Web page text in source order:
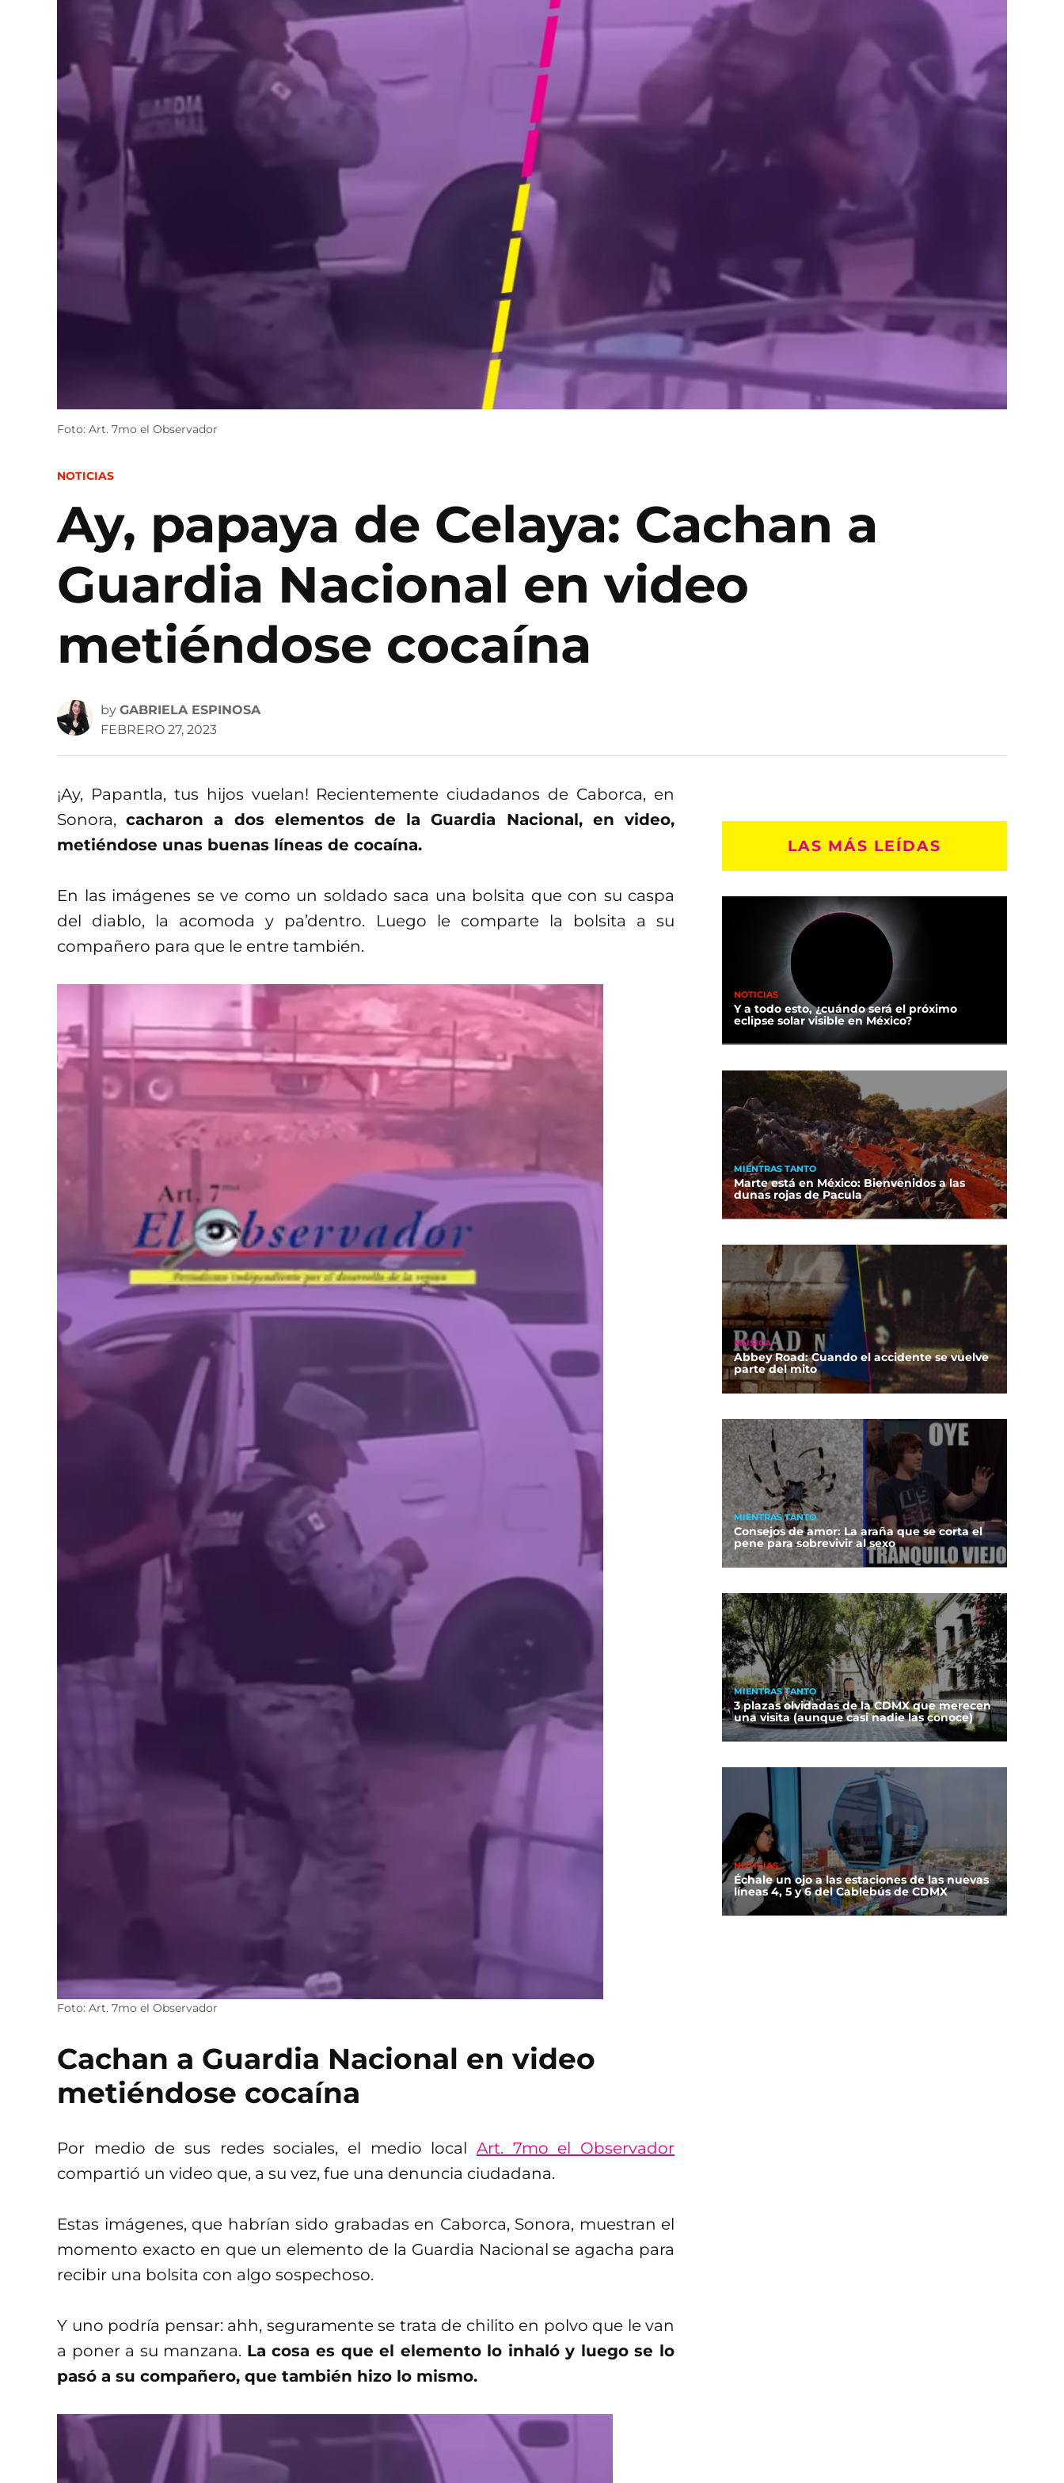
Foto: Art. 7mo el Observador
POSTED
NOTICIAS
Ay, papaya de Celaya: Cachan a
Guardia Nacional en video
metiéndose cocaína
by GABRIELA ESPINOSA
FEBRERO 27, 2023
¡Ay, Papantla, tus hijos vuelan! Recientemente ciudadanos de Caborca, en
Sonora,cacharon a dos elementos de la Guardia Nacional, en video,
metiéndose unas buenas líneas de cocaína.
En las imágenes se ve como un soldado saca una bolsita que con su caspa
del diablo, la acomoda y pa’dentro. Luego le comparte la bolsita a su
compañero para que le entre también.
Foto: Art. 7mo el Observador
Cachan a Guardia Nacional en video
metiéndose cocaína
Por medio de sus redes sociales, el medio local Art. 7mo el Observador
compartió un video que, a su vez, fue una denuncia ciudadana.
Estas imágenes, que habrían sido grabadas en Caborca, Sonora, muestran el
momento exacto en que un elemento de la Guardia Nacional se agacha para
recibir una bolsita con algo sospechoso.
Y uno podría pensar: ahh, seguramente se trata de chilito en polvo que le van
a poner a su manzana. La cosa es que el elemento lo inhaló y luego se lo
pasó a su compañero, que también hizo lo mismo.
LAS MÁS LEÍDAS
NOTICIAS
Y a todo esto, ¿cuándo será el próximo
eclipse solar visible en México?
MIENTRAS TANTO
Marte está en México: Bienvenidos a las
dunas rojas de Pacula
MÚSICA
Abbey Road: Cuando el accidente se vuelve
parte del mito
MIENTRAS TANTO
Consejos de amor: La araña que se corta el
pene para sobrevivir al sexo
MIENTRAS TANTO
3 plazas olvidadas de la CDMX que merecen
una visita (aunque casi nadie las conoce)
NOTICIAS
Échale un ojo a las estaciones de las nuevas
líneas 4, 5 y 6 del Cablebús de CDMX